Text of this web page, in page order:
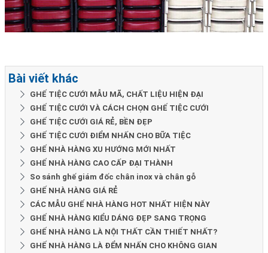
Bài viết khác
GHẾ TIỆC CƯỚI MẪU MÃ, CHẤT LIỆU HIỆN ĐẠI
GHẾ TIỆC CƯỚI VÀ CÁCH CHỌN GHẾ TIỆC CƯỚI
GHẾ TIỆC CƯỚI GIÁ RẺ, BỀN ĐẸP
GHẾ TIỆC CƯỚI ĐIỂM NHẤN CHO BỮA TIỆC
GHẾ NHÀ HÀNG XU HƯỚNG MỚI NHẤT
GHẾ NHÀ HÀNG CAO CẤP ĐẠI THÀNH
So sánh ghế giám đốc chân inox và chân gỗ
GHẾ NHÀ HÀNG GIÁ RẺ
CÁC MẪU GHẾ NHÀ HÀNG HOT NHẤT HIỆN NÀY
GHẾ NHÀ HÀNG KIỂU DÁNG ĐẸP SANG TRỌNG
GHẾ NHÀ HÀNG LÀ NỘI THẤT CẦN THIẾT NHẤT?
GHẾ NHÀ HÀNG LÀ ĐỂM NHẤN CHO KHÔNG GIAN